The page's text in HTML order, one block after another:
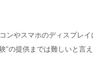
ンやスマホのディスプレ
”の提供までは難しいと言え